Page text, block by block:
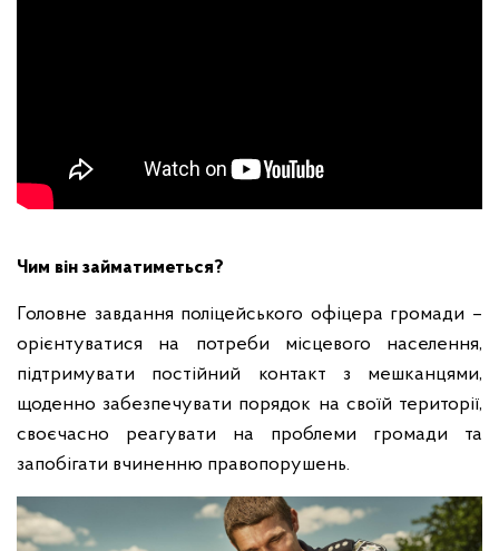
Чим він займатиметься?
Головне завдання поліцейського офіцера громади –
орієнтуватися на потреби місцевого населення,
підтримувати постійний контакт з мешканцями,
щоденно забезпечувати порядок на своїй території,
своєчасно реагувати на проблеми громади та
запобігати вчиненню правопорушень.